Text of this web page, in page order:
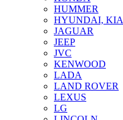
HUMMER
HYUNDAI, KIA
JAGUAR
JEEP
JVC
KENWOOD
LADA
LAND ROVER
LEXUS
LG